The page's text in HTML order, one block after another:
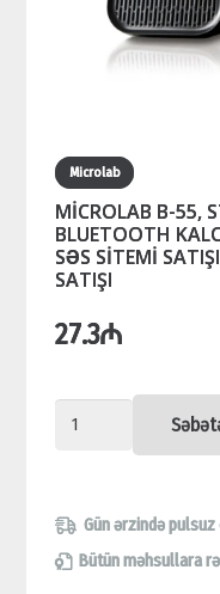
Microlab
MİCROLAB B-55,
BLUETOOTH
SƏS SİTEMİ
SATIŞI
27.3₼
MİCROLAB
STEREO
KALONKA,
Gün ərzində pulsuz
Bütün məhsullara